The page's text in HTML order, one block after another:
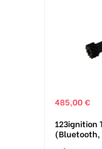
485,00 €
123ignition
(Bluetooth,